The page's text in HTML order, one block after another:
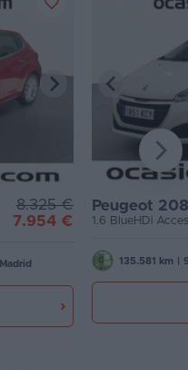
8.325 €
7.954 €
Madrid
Peugeot 208
1.6 BlueHDi
135.581 km